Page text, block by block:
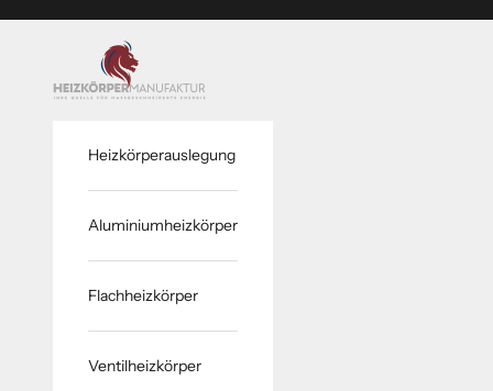
www.heizkoerper-manufaktur.de
Heizkörperauslegung
Aluminiumheizkörper
Flachheizkörper
Ventilheizkörper